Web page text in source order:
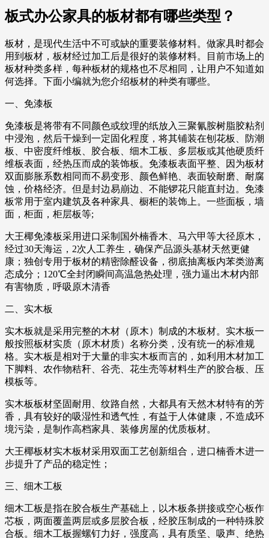
板式办公家具的板材都有哪些类型？
板材，是现代生活中不可或缺的重要装修材料。做家具时都会
用到板材，板材经过加工后是很好的装修材料。目前市场上的
板材种类多样，每种板材的规格也不尽相同，让用户不知道如
何选择。下面小编就为您介绍板材的种类有哪些。
一、免漆板
免漆板是将带有不同颜色或纹理的纸放入三聚氰胺树脂胶粘剂
中浸泡，然后干燥到一定固化程度，将其铺装在刨花板、防潮
板、中密度纤维板、胶合板、细木工板、多层板或其他硬质纤
维板表面，经热压而成的装饰板。免漆板表面平整、因为板材
双面膨胀系数相同而不易变形、颜色鲜艳、表面较耐磨、耐腐
蚀，价格经济。但是封边易崩边、不能锣花只能直封边。免漆
板常用于室内建筑及各种家具、橱柜的装饰上。一些面板，墙
面，柜面，柜层板等;
大王椰免漆板采用进口采制国外楠香木、马六甲等大径原木，
经过30天海运，2次人工养生，确保产品源头基材天然更健
康；独创专用于板材的精密除醛设备，彻底抽离板内苯类游离
态成分；120℃全封闭瞬间高温急热处理，强力逼出木材内部
有害物质，呼吸原木清香
二、实木板
实木板就是采用完整的木材（原木）制成的木板材。实木板一
般按照板材实质（原木材质）名称分类，没有统一的标准规
格。实木板是相对于大量的非实木板而言的，如利用木材加工
下脚料、农作物秸秆、谷壳、花生壳等材料生产的胶合板、压
模板等。
实木板板材坚固耐用、纹路自然，大都具有天然木材特有的芳
香，具有较好的吸湿性和透气性，有益于人体健康，不造成环
境污染，是制作高档家具、装修房屋的优质板材。
大王椰板材实木板材采用双面工艺创新组合，进口楠香木进一
步提升了产品的稳定性；
三、细木工板
细木工板是指在胶合板生产基础上，以木板条拼接或空心板作
芯板，两面覆盖两层或多层胶合板，经胶压制成的一种特殊胶
合板。细木工板握螺钉力好，强度高，具有质坚、吸声、绝热